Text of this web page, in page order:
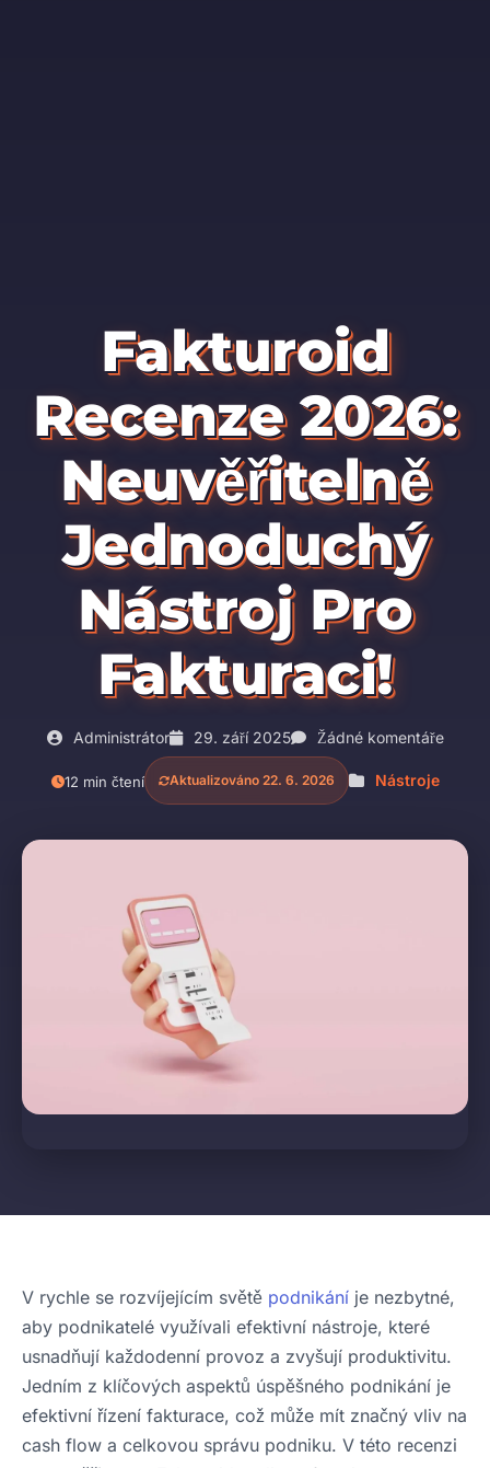
Fakturoid
Recenze 2026:
Neuvěřitelně
Jednoduchý
Nástroj Pro
Fakturaci!
Administrátor 29. září 2025 Žádné komentáře
12 min čtení Aktualizováno 22. 6. 2026 Nástroje
V rychle se rozvíjejícím světě podnikání je nezbytné,
aby podnikatelé využívali efektivní nástroje, které
usnadňují každodenní provoz a zvyšují produktivitu.
Jedním z klíčových aspektů úspěšného podnikání je
efektivní řízení fakturace, což může mít značný vliv na
cash flow a celkovou správu podniku. V této recenzi